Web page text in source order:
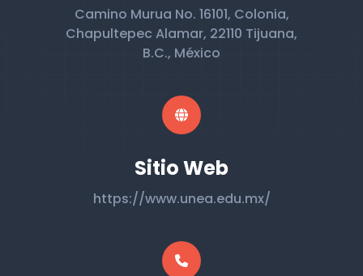
Camino Murua No. 16101, Colonia,
Chapultepec Alamar, 22110 Tijuana,
B.C., México
Sitio Web
https://www.unea.edu.mx/